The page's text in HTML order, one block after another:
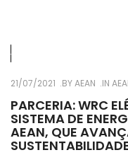
21/07/2021 BYAEAN IN
PARCERIA: WRC
SISTEMA DE
AEAN, QUE